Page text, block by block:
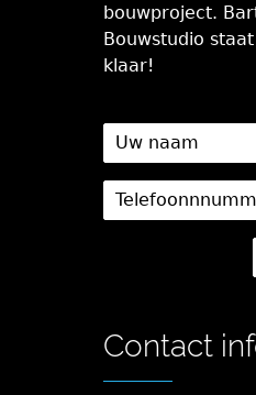
bouwproject.
Bouwstudio
klaar!
Contact